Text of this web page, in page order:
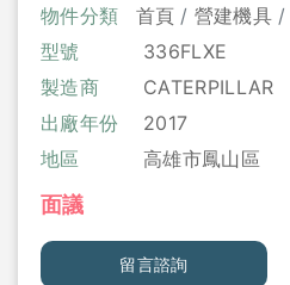
物件分類 首頁 營建機具
型號
336FLXE
製造商
CATERPILLAR
出廠年份
2017
地區
高雄市鳳山區
面議
留言諮詢